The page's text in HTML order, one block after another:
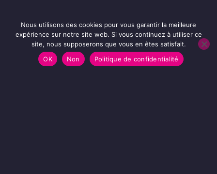
Nous utilisons des cookies pour vous garantir la meilleure
expérience sur notre site web. Si vous continuez à utiliser ce
site, nous supposerons que vous en êtes satisfait.
OK
Non Politique de confidentialité